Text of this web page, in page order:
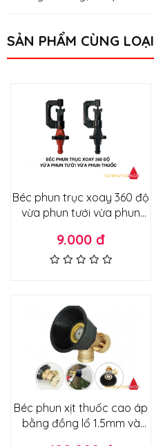
SẢN PHẨM CÙNG LOẠI
Béc phun trục xoay 360 độ
vừa phun tưới vừa phun
nước điều
9.000 đ
Béc phun xịt thuốc cao áp
bằng đồng lổ 1.5mm và